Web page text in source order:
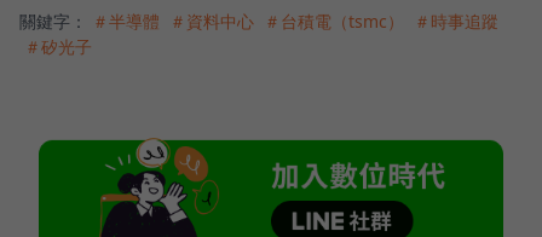
關鍵字： ＃半導體 ＃資料中心 ＃台積電（tsmc）
＃時事追蹤
＃矽光子